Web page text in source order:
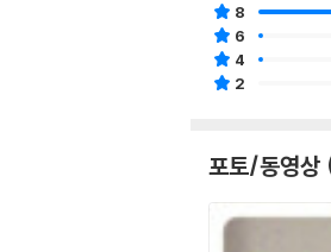
8
6
4
2
포토/동영